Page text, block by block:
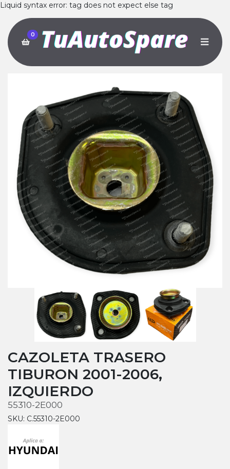
Liquid syntax error: tag does not expect else tag
0
CAZOLETA TRASERO
TIBURON 2001-2006,
IZQUIERDO
55310-2E000
SKU: C.55310-2E000